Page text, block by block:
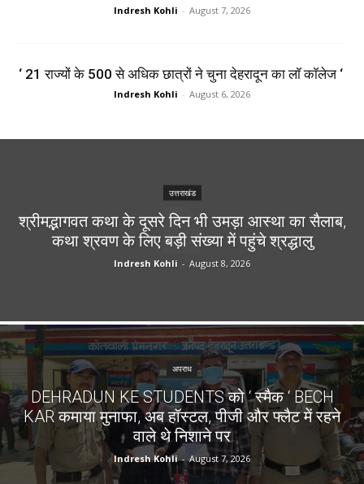
Indresh Kohli - August 7, 2026
‘ 21 राज्यों के 500 से अधिक छात्रों ने चुना देहरादून का लाॅ काॅलेज ‘
Indresh Kohli - August 6, 2026
उत्तराखंड
श्रीमद्भागवत कथा के दूसरे दिन भी उमड़ा आस्था का सैलाब,
कथा श्रवण के लिए बड़ी संख्या में पहुंचे श्रद्धालु
Indresh Kohli - August 8, 2026
अपराध
DEHRADUN KE STUDENTS को ‘ स्मैक ‘ BECH
KAR कमाया मुनाफा, अब हॉस्टल, पीजी और फ्लैट में रहने
वाले थे निशाने पर
Indresh Kohli - August 7, 2026